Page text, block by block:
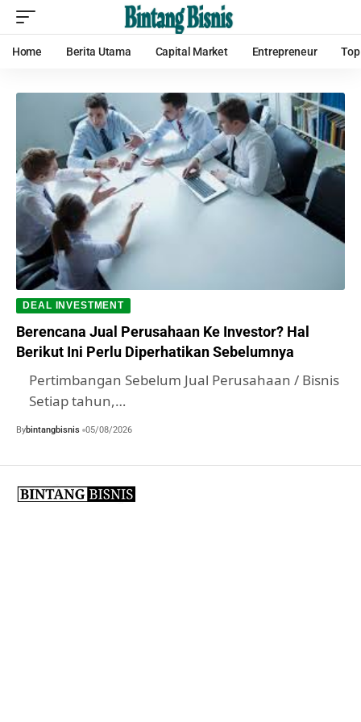
Home Berita Utama Capital Market Entrepreneur
DEAL INVESTMENT
Berencana Jual Perusahaan Ke Investor? Hal
Berikut Ini Perlu Diperhatikan Sebelumnya
Pertimbangan Sebelum Jual Perusahaan / Bisnis
Setiap tahun,…
Bybintangbisnis 05/08/2026